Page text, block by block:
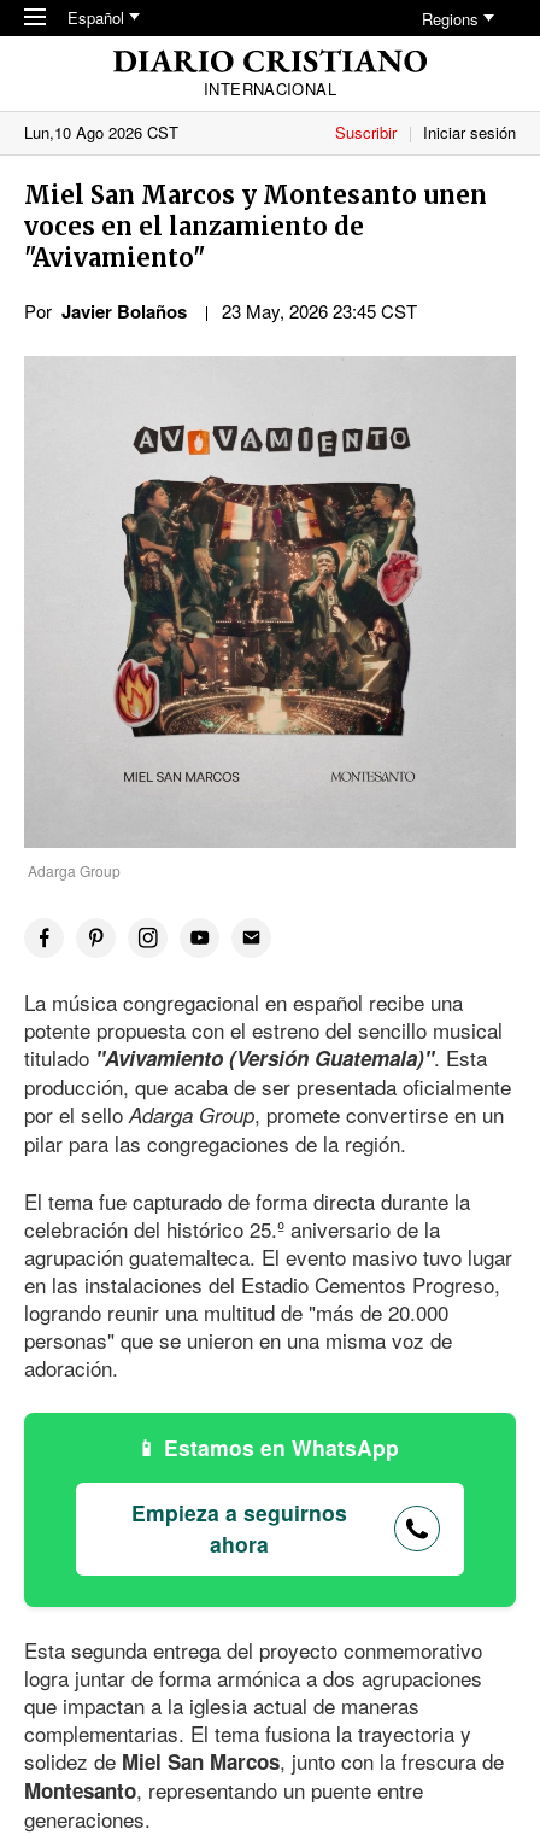
Skip to main content
Español Regions
INTERNACIONAL
Lun,10 Ago 2026 CST
Suscribir Iniciar sesión
Miel San Marcos y Montesanto unen
voces en el lanzamiento de
"Avivamiento"
Por Javier Bolaños 23 May, 2026 23:45 CST
Adarga Group
La música congregacional en español recibe una
potente propuesta con el estreno del sencillo musical
titulado "Avivamiento (Versión Guatemala)". Esta
producción, que acaba de ser presentada oficialmente
por el sello Adarga Group, promete convertirse en un
pilar para las congregaciones de la región.
El tema fue capturado de forma directa durante la
celebración del histórico 25.º aniversario de la
agrupación guatemalteca. El evento masivo tuvo lugar
en las instalaciones del Estadio Cementos Progreso,
logrando reunir una multitud de "más de 20.000
personas" que se unieron en una misma voz de
adoración.
Estamos en WhatsApp
Empieza a seguirnos
ahora
Esta segunda entrega del proyecto conmemorativo
logra juntar de forma armónica a dos agrupaciones
que impactan a la iglesia actual de maneras
complementarias. El tema fusiona la trayectoria y
solidez de Miel San Marcos, junto con la frescura de
Montesanto, representando un puente entre
generaciones.